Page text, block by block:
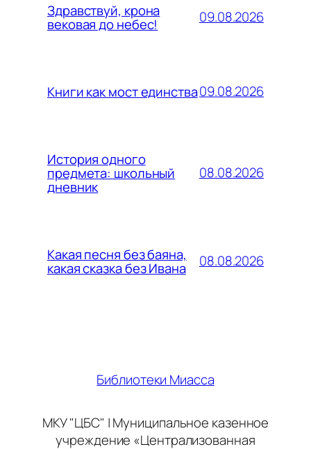
Здравствуй, крона
вековая до небес! 09.08.2026
Книги как мост единства09.08.2026
История одного
предмета: школьный
дневник
08.08.2026
Какая песня без баяна,
какая сказка без Ивана 08.08.2026
Библиотеки Миасса
МКУ "ЦБС" | Муниципальное казенное
учреждение «Централизованная